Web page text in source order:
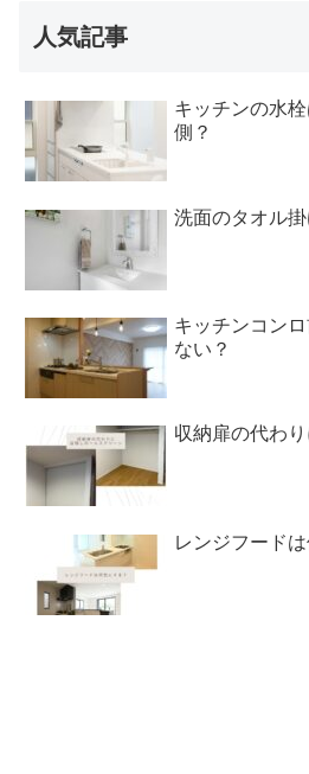
人気記事
キッチンの水
側？
洗面のタオル
キッチンコン
ない？
収納扉の代わり
レンジフード